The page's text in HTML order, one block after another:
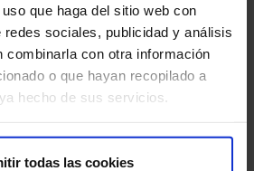
que haga del sitio web con
sociales, publicidad y análisis
combinarla con otra información
o que hayan recopilado a
hecho de sus servicios.
todas las cookies
X de
de la